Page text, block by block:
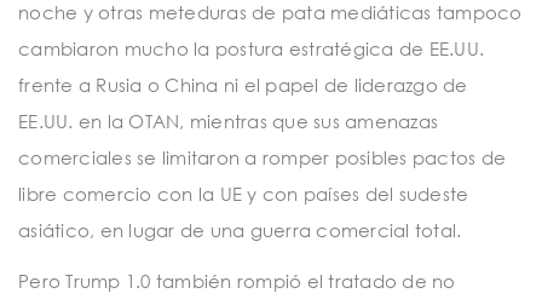
noche y otras meteduras de pata mediáticas tampoco
cambiaron mucho la postura estratégica de EE.UU.
frente a Rusia o China ni el papel de liderazgo de
EE.UU. en la OTAN, mientras que sus amenazas
comerciales se limitaron a romper posibles pactos de
libre comercio con la UE y con países del sudeste
asiático, en lugar de una guerra comercial total.
Pero Trump 1.0 también rompió el tratado de no